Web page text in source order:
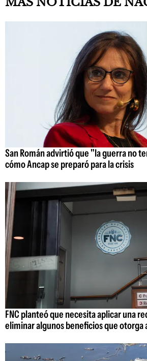
San Román advirtió que "la guerra no
cómo Ancap se preparó para la crisis
FNC planteó que necesita aplicar una
eliminar algunos beneficios que otorga